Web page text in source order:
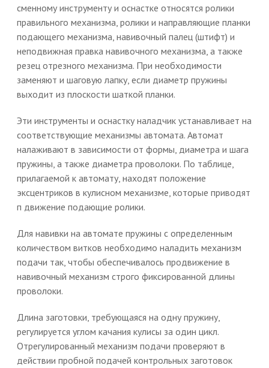
сменному инструменту и оснастке относятся ролики
правильного механизма, ролики и направляющие планки
подающего механизма, навивочный палец (штифт) и
неподвижная правка навивочного механизма, а также
резец отрезного механизма. При необходимости
заменяют и шаговую лапку, если диаметр пружины
выходит из плоскости шаткой планки.
Эти инструменты и оснастку наладчик устанавливает на
соответствующие механизмы автомата. Автомат
налаживают в зависимости от формы, диаметра и шага
пружины, а также диаметра проволоки. По таблице,
прилагаемой к автомату, находят положение
эксцентриков в кулисном механизме, которые приводят
п движение подающие ролики.
Для навивки на автомате пружины с определенным
количеством витков необходимо наладить механизм
подачи так, чтобы обеспечивалось продвижение в
навивочный механизм строго фиксированной длины
проволоки.
Длина заготовки, требующаяся на одну пружину,
регулируется углом качания кулисы за один цикл.
Отрегулированный механизм подачи проверяют в
действии пробной подачей контрольных заготовок